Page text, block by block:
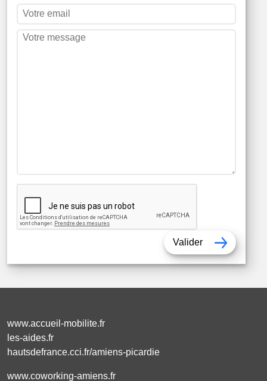
Valider
www.accueil-mobilite.fr
les-aides.fr
hautsdefrance.cci.fr/amiens-picardie
www.coworking-amiens.fr